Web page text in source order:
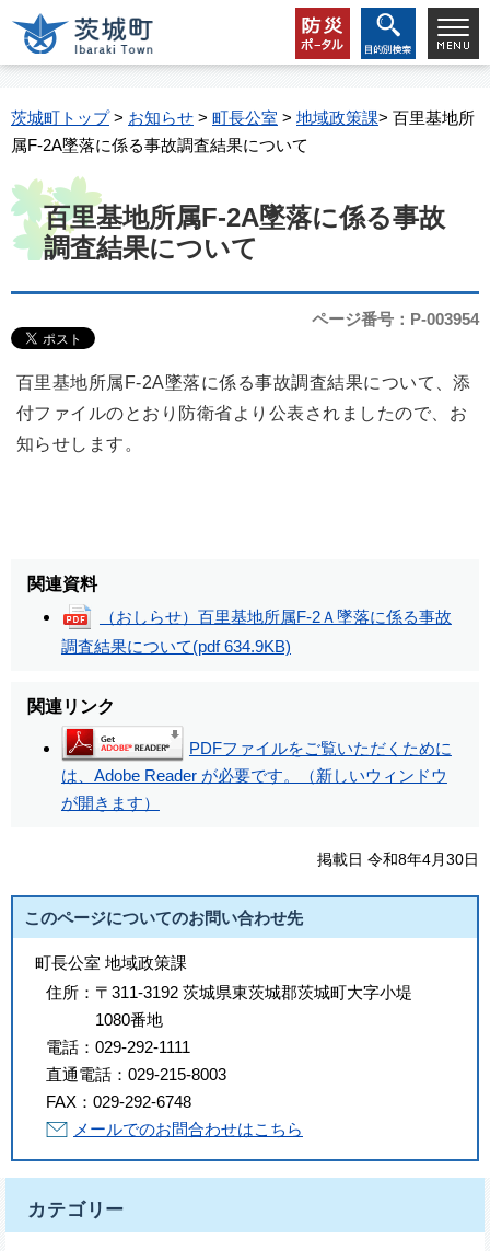
茨城町トップ> お知らせ > 町長公室 > 地域政策課> 百里基地所
属F-2A墜落に係る事故調査結果について
百里基地所属F-2A墜落に係る事故
調査結果について
ページ番号：P-003954
百里基地所属F-2A墜落に係る事故調査結果について、添
付ファイルのとおり防衛省より公表されましたので、お
知らせします。
関連資料
（おしらせ）百里基地所属F-2Ａ墜落に係る事故
調査結果について(pdf 634.9KB)
関連リンク
PDFファイルをご覧いただくために
は、Adobe Reader が必要です。（新しいウィンドウ
が開きます）
掲載日 令和8年4月30日
このページについてのお問い合わせ先
町長公室 地域政策課
住所： 〒311-3192 茨城県東茨城郡茨城町大字小堤
1080番地
電話： 029-292-1111
直通電話： 029-215-8003
FAX： 029-292-6748
メールでのお問合わせはこちら
カテゴリー